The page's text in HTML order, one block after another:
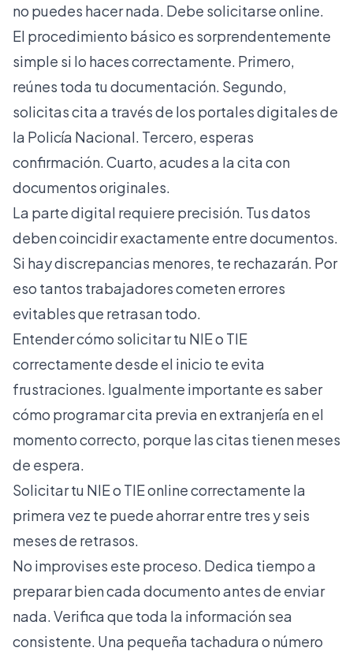
no puedes hacer nada. Debe solicitarse online.
El procedimiento básico es sorprendentemente
simple si lo haces correctamente. Primero,
reúnes toda tu documentación. Segundo,
solicitas cita a través de los portales digitales de
la Policía Nacional. Tercero, esperas
confirmación. Cuarto, acudes a la cita con
documentos originales.
La parte digital requiere precisión. Tus datos
deben coincidir exactamente entre documentos.
Si hay discrepancias menores, te rechazarán. Por
eso tantos trabajadores cometen errores
evitables que retrasan todo.
Entender cómo solicitartu NIE o TIE
correctamentedesde el inicio te evita
frustraciones. Igualmente importante es saber
cómo programar cita previa en extranjería en el
momento correcto, porque las citas tienen meses
de espera.
Solicitar tu NIE o TIE online correctamente la
primera vez te puede ahorrar entre tres y seis
meses de retrasos.
No improvises este proceso. Dedica tiempo a
preparar bien cada documento antes de enviar
nada. Verifica que toda la información sea
consistente. Una pequeña tachadura o número